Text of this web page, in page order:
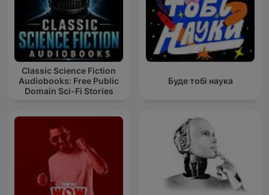
Classic Science Fiction
Audiobooks: Free Public
Domain Sci-Fi Stories
Буде тобі наука